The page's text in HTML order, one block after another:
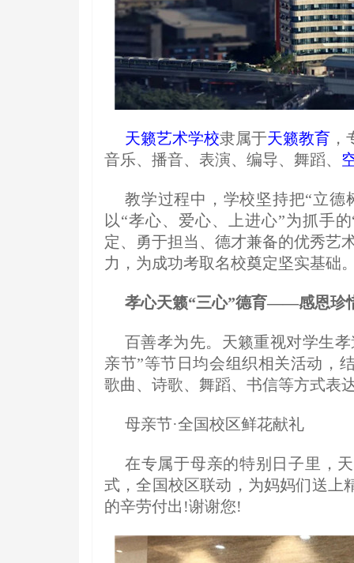
天籁艺术学校隶属于天籁教育
音乐、播音、表演、编导、舞蹈、
教学过程中，学校坚持把“立德
以“孝心、爱心、上进心”为抓手
定、勇于担当、德才兼备的优秀艺
力，为成功考取名校奠定坚实基础
孝心天籁“三心”德育——感恩珍
百善孝为先。天籁重视对学生
亲节”等节日均会组织相关活动，
歌曲、诗歌、舞蹈、书信等方式表
母亲节·全国校区鲜花献礼
在专属于母亲的特别日子里，
式，全国校区联动，为妈妈们送上
的辛劳付出!谢谢您!